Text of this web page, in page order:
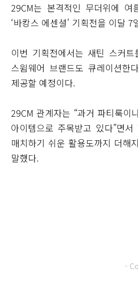
29CM는 본격적인 무더위에
‘바캉스 에센셜’ 기획전을 이달 7
이번 기획전에서는 새틴 스커
스윔웨어 브랜드도 큐레이션
제공할 예정이다.
29CM 관계자는 “과거 파티룩
아이템으로 주목받고 있다”면
매치하기 쉬운 활용도까지 더해
말했다.
-